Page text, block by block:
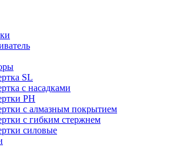
SL
с насадками
PH
с алмазным покрытием
с гибким стержнем
силовые